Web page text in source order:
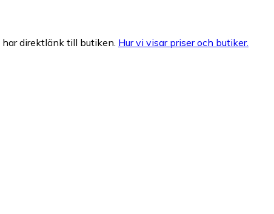
direktlänk till butiken. Hur vi visar priser och butiker.